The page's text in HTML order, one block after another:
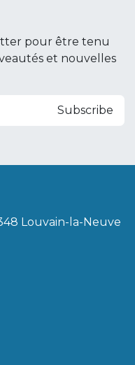
pour être tenu
et nouvelles
Subscribe
Louvain-la-Neuve